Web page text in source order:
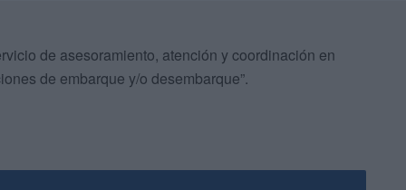
de asesoramiento, atención y coordinación en
de embarque y/o desembarque”.